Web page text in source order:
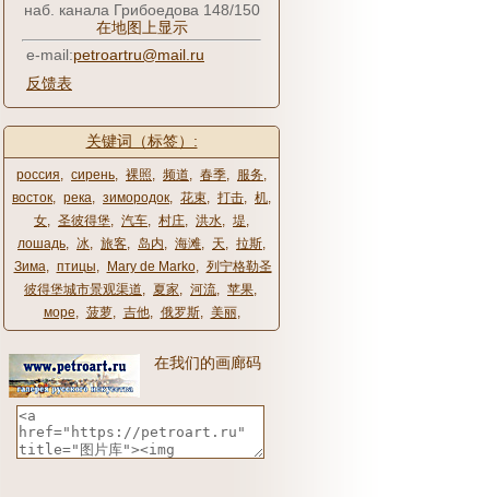
наб. канала Грибоедова 148/150
在地图上显示
e-mail:petroartru@mail.ru
反馈表
关键词（标签）:
россия, сирень, 裸照, 频道, 春季, 服务,
восток, река, зимородок, 花束, 打击, 机,
女, 圣彼得堡, 汽车, 村庄, 洪水, 堤,
лошадь, 冰, 旅客, 岛内, 海滩, 天, 拉斯,
Зима, птицы, Mary de Marko, 列宁格勒圣
彼得堡城市景观渠道, 夏家, 河流, 苹果,
море, 菠萝, 吉他, 俄罗斯, 美丽,
在我们的画廊码